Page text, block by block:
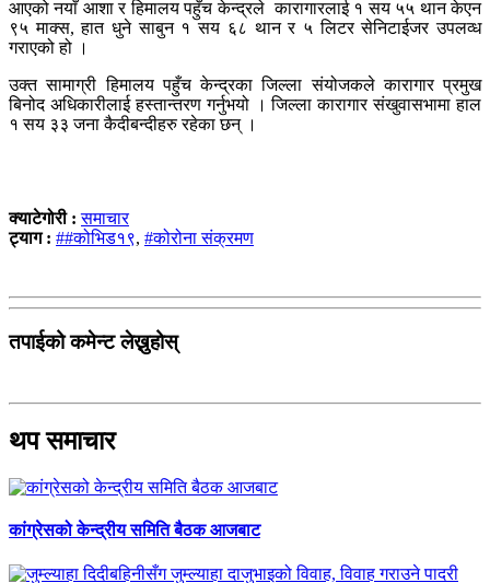
आएको नयाँ आशा र हिमालय पहुँच केन्द्रले कारागारलाई १ सय ५५ थान केएन
९५ माक्स, हात धुने साबुन १ सय ६८ थान र ५ लिटर सेनिटाईजर उपलव्ध
गराएको हो ।
उक्त सामाग्री हिमालय पहुँच केन्द्रका जिल्ला संयोजकले कारागार प्रमुख
बिनोद अधिकारीलाई हस्तान्तरण गर्नुभयो । जिल्ला कारागार संखुवासभामा हाल
१ सय ३३ जना कैदीबन्दीहरु रहेका छन् ।
क्याटेगोरी :समाचार
ट्याग : ##कोभिड१९, #कोरोना संक्रमण
तपाईको कमेन्ट लेख्नुहोस्
थप समाचार
कांग्रेसको केन्द्रीय समिति बैठक आजबाट